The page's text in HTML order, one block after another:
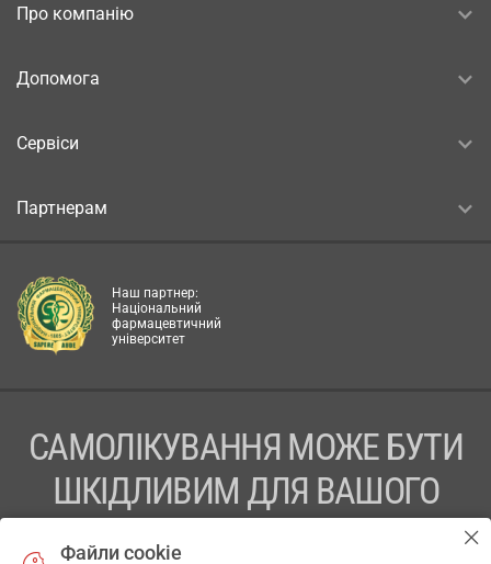
Про компанію
Допомога
Сервіси
Партнерам
Наш партнер:
Національний
фармацевтичний
університет
САМОЛІКУВАННЯ МОЖЕ БУТИ
ШКІДЛИВИМ ДЛЯ ВАШОГО
Файли cookie